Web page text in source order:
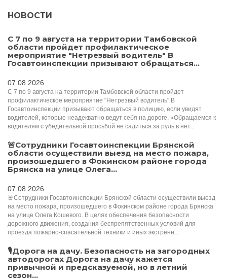
НОВОСТИ
С 7 по 9 августа на территории Тамбовской
области пройдет профилактическое
мероприятие "Нетрезвый водитель" В
Госавтоинспекции призывают обращаться...
07.08.2026
С 7 по 9 августа на территории Тамбовской области пройдет
профилактическое мероприятие "Нетрезвый водитель" В
Госавтоинспекции призывают обращаться в полицию, если увидят
водителей, которые неадекватно ведут себя на дороге. «Обращаемся к
водителям с убедительной просьбой не садиться за руль в нет...
🚨Сотрудники Госавтоинспекции Брянской
области осуществили выезд на место пожара,
произошедшего в Фокинском районе города
Брянска на улице Олега...
07.08.2026
🚨Сотрудники Госавтоинспекции Брянской области осуществили выезд
на место пожара, произошедшего в Фокинском районе города Брянска
на улице Олега Кошевого. В целях обеспечения безопасности
дорожного движения, создания беспрепятственных условий для
проезда пожарно-спасательной техники и иных экстренн...
🎙️Дорога на дачу. Безопасность на загородных
автодорогах Дорога на дачу кажется
привычной и предсказуемой, но в летний
сезон...